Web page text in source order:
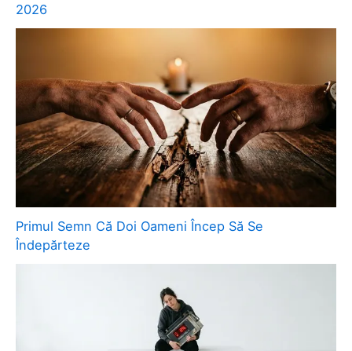
2026
Primul Semn Că Doi Oameni Încep Să Se
Îndepărteze